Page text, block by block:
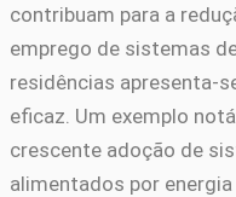
contribuam para a
emprego de sistemas
residências apresenta-
eficaz. Um exemplo
crescente adoção de
alimentados por